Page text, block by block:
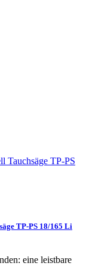
TP-PS 18/165 Li
eine leistbare